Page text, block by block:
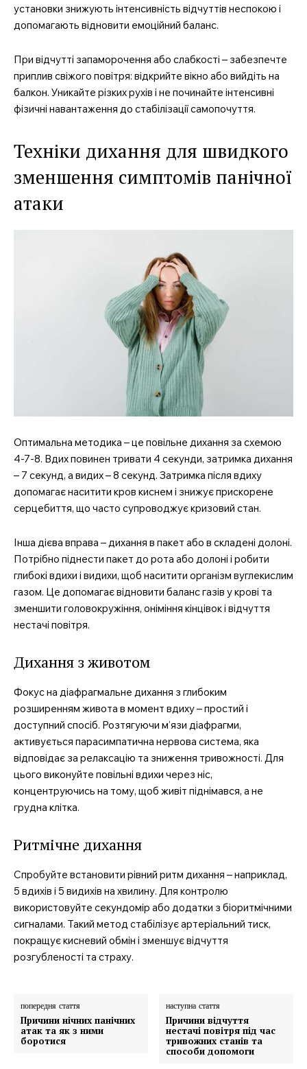
MedTerms.com.ua
SUBSCRIBE NOW
Контакти
Підписка
Мій акаунт
Медичні книги
установки знижують інтенсивність відчуттів неспокою і
допомагають відновити емоційний баланс.
При відчутті запаморочення або слабкості – забезпечте
приплив свіжого повітря: відкрийте вікно або вийдіть на
балкон. Уникайте різких рухів і не починайте інтенсивні
фізичні навантаження до стабілізації самопочуття.
Техніки дихання для швидкого
зменшення симптомів панічної
атаки
Оптимальна методика – це повільне дихання за схемою
4-7-8. Вдих повинен тривати 4 секунди, затримка дихання
– 7 секунд, а видих – 8 секунд. Затримка після вдиху
допомагає наситити кров киснем і знижує прискорене
серцебиття, що часто супроводжує кризовий стан.
Інша дієва вправа – дихання в пакет або в складені долоні.
Потрібно піднести пакет до рота або долоні і робити
глибокі вдихи і видихи, щоб наситити організм вуглекислим
газом. Це допомагає відновити баланс газів у крові та
зменшити головокружіння, оніміння кінцівок і відчуття
нестачі повітря.
Дихання з животом
Фокус на діафрагмальне дихання з глибоким
розширенням живота в момент вдиху – простий і
доступний спосіб. Розтягуючи м’язи діафрагми,
активується парасимпатична нервова система, яка
відповідає за релаксацію та зниження тривожності. Для
цього виконуйте повільні вдихи через ніс,
концентруючись на тому, щоб живіт піднімався, а не
грудна клітка.
Ритмічне дихання
Спробуйте встановити рівний ритм дихання – наприклад,
5 вдихів і 5 видихів на хвилину. Для контролю
використовуйте секундомір або додатки з біоритмічними
сигналами. Такий метод стабілізує артеріальний тиск,
покращує кисневий обмін і зменшує відчуття
розгубленості та страху.
попередня стаття
Причини нічних панічних
атак та як з ними
боротися
наступна стаття
Причини відчуття
нестачі повітря під час
тривожних станів та
способи допомоги